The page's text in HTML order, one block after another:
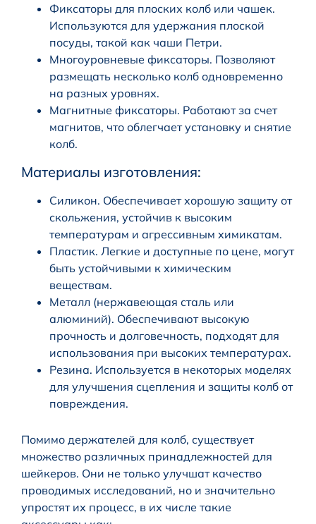
Фиксаторы для плоских колб или чашек.
Используются для удержания плоской
посуды, такой как чаши Петри.
Многоуровневые фиксаторы. Позволяют
размещать несколько колб одновременно
на разных уровнях.
Магнитные фиксаторы. Работают за счет
магнитов, что облегчает установку и снятие
колб.
Материалы изготовления:
Силикон. Обеспечивает хорошую защиту от
скольжения, устойчив к высоким
температурам и агрессивным химикатам.
Пластик. Легкие и доступные по цене, могут
быть устойчивыми к химическим
веществам.
Металл (нержавеющая сталь или
алюминий). Обеспечивают высокую
прочность и долговечность, подходят для
использования при высоких температурах.
Резина. Используется в некоторых моделях
для улучшения сцепления и защиты колб от
повреждения.
Помимо держателей для колб, существует
множество различных принадлежностей для
шейкеров. Они не только улучшат качество
проводимых исследований, но и значительно
упростят их процесс, в их числе такие